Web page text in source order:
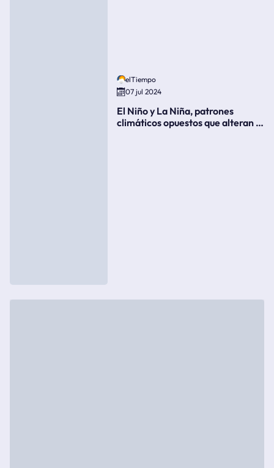
elTiempo
07 jul 2024
El Niño y La Niña, patrones
climáticos opuestos que alteran la